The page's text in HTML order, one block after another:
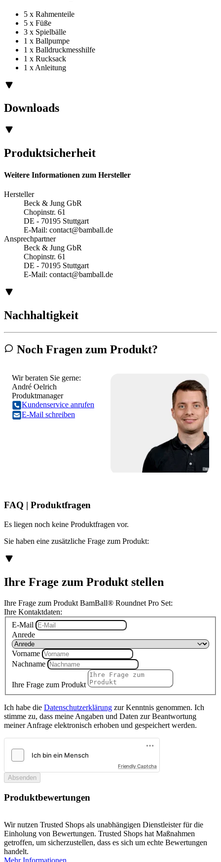
5 x Rahmenteile
5 x Füße
3 x Spielbälle
1 x Ballpumpe
1 x Balldruckmesshilfe
1 x Rucksack
1 x Anleitung
Downloads
Produktsicherheit
Weitere Informationen zum Hersteller
Hersteller
Beck & Jung GbR
Chopinstr. 61
DE - 70195 Stuttgart
E-Mail: contact@bamball.de
Ansprechpartner
Beck & Jung GbR
Chopinstr. 61
DE - 70195 Stuttgart
E-Mail: contact@bamball.de
Nachhaltigkeit
Noch Fragen zum Produkt?
Wir beraten Sie gerne:
André Oelrich
Produktmanager
Kundenservice anrufen
E-Mail schreiben
FAQ | Produktfragen
Es liegen noch keine Produktfragen vor.
Sie haben eine zusätzliche Frage zum Produkt:
Ihre Frage zum Produkt stellen
Ihre Frage zum Produkt BamBall® Roundnet Pro Set:
Ihre Kontaktdaten:
E-Mail
Anrede
Vorname
Nachname
Ihre Frage zum Produkt
Ich habe die Datenschutzerklärung zur Kenntnis genommen. Ich
stimme zu, dass meine Angaben und Daten zur Beantwortung
meiner Anfrage elektronisch erhoben und gespeichert werden.
Friendly Captcha
Absenden
Produktbewertungen
Wir nutzen Trusted Shops als unabhängigen Dienstleister für die
Einholung von Bewertungen. Trusted Shops hat Maßnahmen
getroffen, um sicherzustellen, dass es sich um echte Bewertungen
handelt.
Mehr Informationen